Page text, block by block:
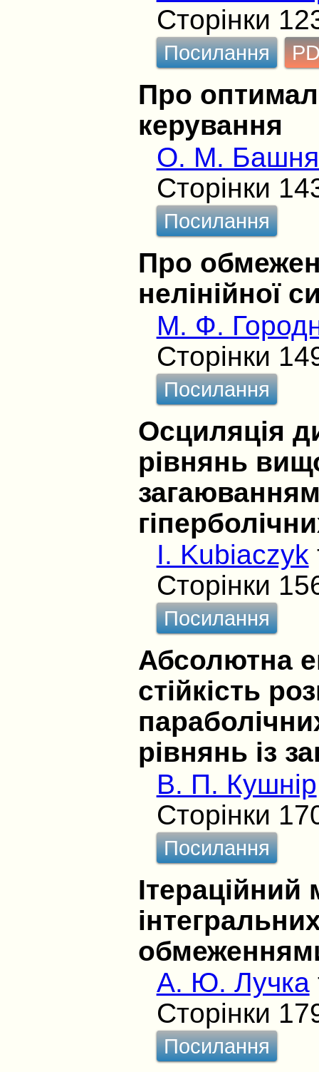
Сторінки
Посилання
Про
керування
О. М.
Сторінки
Посилання
Про
нелінійної
М. Ф.
Сторінки
Посилання
Осциляція
рівнянь
I. Kubiaczyk
Сторінки
Посилання
Абсолютна
стійкість
рівнянь із
В. П. Кушнір
Сторінки
Посилання
А. Ю. Лучка
Сторінки
Посилання